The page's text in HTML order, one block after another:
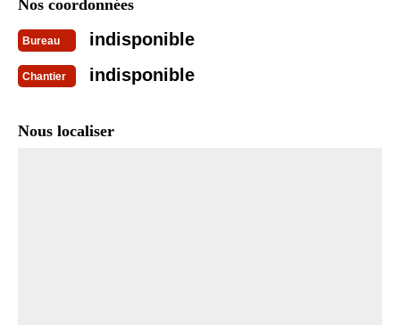
Nos coordonnées
Bureau indisponible
Chantier indisponible
Nous localiser